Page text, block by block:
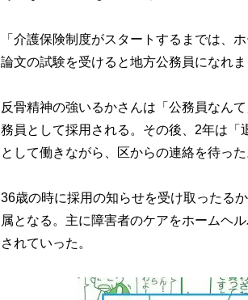
「介護保険制度がスタートするまでは、
論文の試験を受けると地方公務員になれま
反骨精神の強いるかさんは「公務員なん
務員として採用される。その後、2年は「
として働きながら、区からの連絡を待った
36歳の時に採用の知らせを受け取ったる
属となる。主に障害者のケアをホームヘ
されていった。